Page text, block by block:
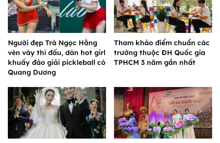
Người đẹp Trà Ngọc Hằng
vén váy thi đấu, dàn hot girl
khuấy đảo giải pickleball có
Quang Dương
Tham khảo điểm chuẩn các
trường thuộc ĐH Quốc gia
TPHCM 3 năm gần nhất